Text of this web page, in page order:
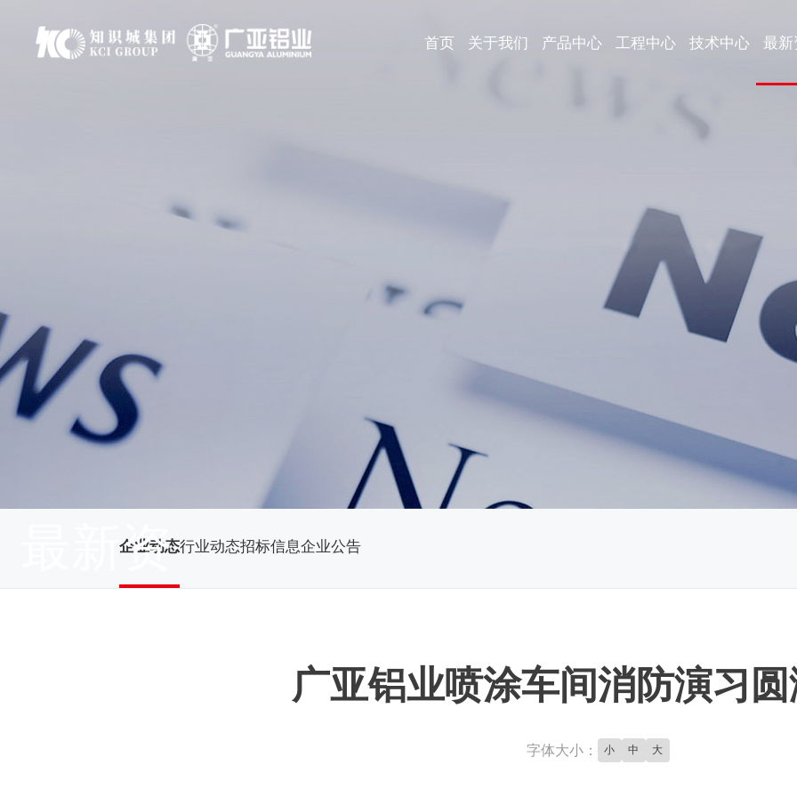
首页 关于我们 产品中心 工程中心 技术中心 最新
最新资
企业动态行业动态招标信息企业公告
广亚铝业喷涂车间消防演习
字体大小： 小 中 大